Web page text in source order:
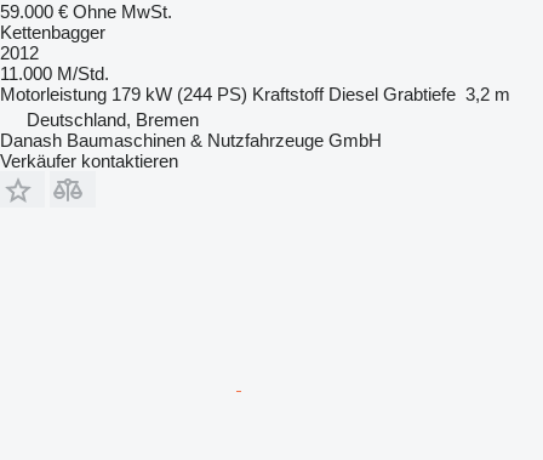
59.000 € Ohne MwSt.
Kettenbagger
2012
11.000 M/Std.
Motorleistung 179 kW (244 PS) Kraftstoff Diesel Grabtiefe 3,2 m
Deutschland, Bremen
Danash Baumaschinen & Nutzfahrzeuge GmbH
Verkäufer kontaktieren